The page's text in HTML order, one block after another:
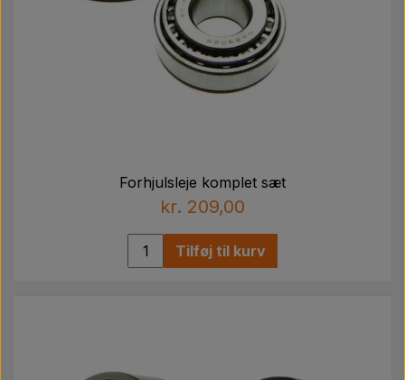
Forhjulsleje komplet sæt
kr. 209,00
Tilføj til kurv